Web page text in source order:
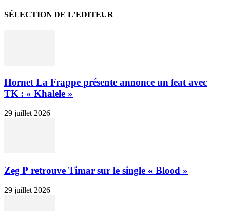
SÉLECTION DE L'EDITEUR
Hornet La Frappe présente annonce un feat avec
TK : « Khalele »
29 juillet 2026
Zeg P retrouve Timar sur le single « Blood »
29 juillet 2026